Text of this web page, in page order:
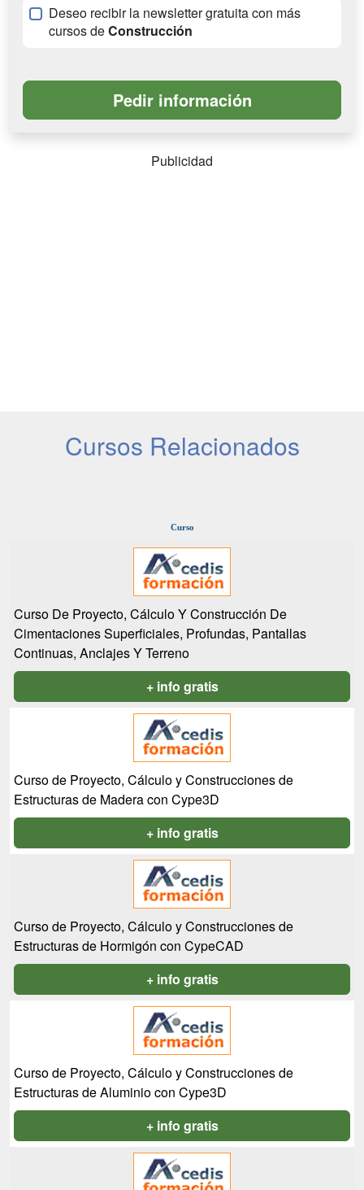
Deseo recibir la newsletter gratuita con más
cursos deConstrucción
Publicidad
Cursos Relacionados
Curso
Curso De Proyecto, Cálculo Y Construcción De
Cimentaciones Superficiales, Profundas, Pantallas
Continuas, Anclajes Y Terreno
+ info gratis
Curso de Proyecto, Cálculo y Construcciones de
Estructuras de Madera con Cype3D
+ info gratis
Curso de Proyecto, Cálculo y Construcciones de
Estructuras de Hormigón con CypeCAD
+ info gratis
Curso de Proyecto, Cálculo y Construcciones de
Estructuras de Aluminio con Cype3D
+ info gratis